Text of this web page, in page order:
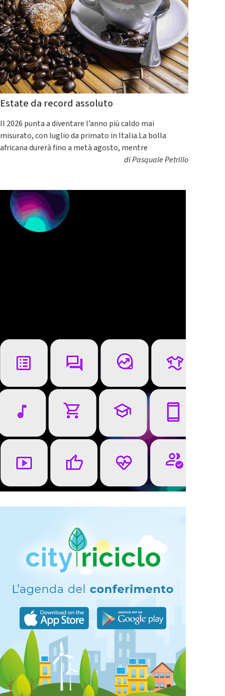
Estate da record assoluto
Il 2026 punta a diventare l’anno più caldo mai
misurato, con luglio da primato in Italia.La bolla
africana durerà fino a metà agosto, mentre
diPasquale Petrillo